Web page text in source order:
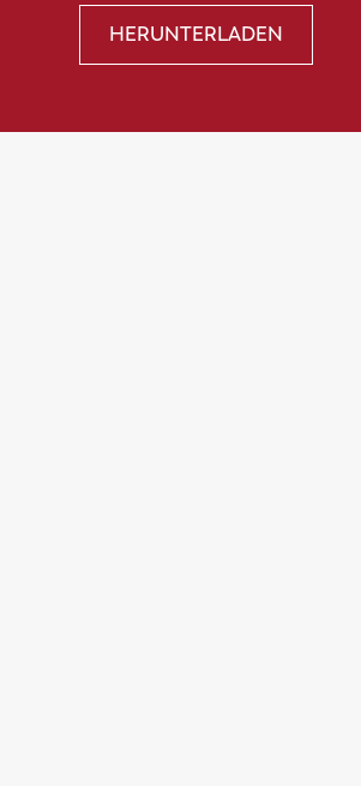
HERUNTERLADEN